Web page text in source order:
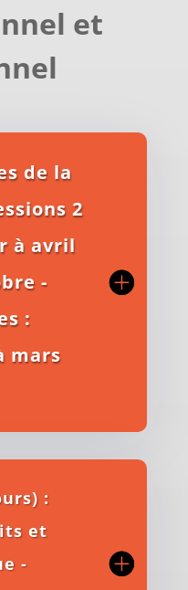
et
de la
2
à avril
-
:
mars
:
et
-